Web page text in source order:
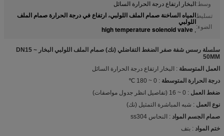
وسط:البخار ارتفاع درجة الحرارة السائل
تسليط
الضوء:
المياه الساخنة صمام الملف اللولبي، ارتفاع في درجة الحرارة صمام الملف
اللولبي
,
high temperature solenoid valve
سلسلة رسس شفة صفر الضغط التفاضلي (نك) صمام الملف اللولبي البخار DN15 ~
50MM
العمل المتوسطة : البخار ارتفاع درجة الحرارة السائل
درجة الحرارة المتوسطة : 0 ~ 180 ℃
ضغط العمل : 0 ~ 16 (تفاصيل انظر جدول مواصفات)
نوع العمل : شبه المباشرة التمثيل (نك)
صمام الجسم المواد : النحاس ss304
ختم المواد : بتف